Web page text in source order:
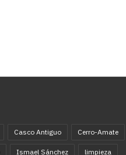
Casco Antiguo Cerro-Amate
Ismael Sánchez limpieza